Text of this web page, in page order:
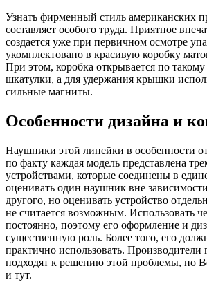
Узнать фирменный стиль американских
составляет особого труда. Приятное
создается уже при первичном осмотре
укомплектовано в красивую коробку
При этом, коробка открывается по
шкатулки, а для удержания крышки
сильные магниты.
Особенности дизайна и
Наушники этой линейки в особенности
по факту каждая модель представлена
устройствами, которые соединены в
оценивать один наушник вне
другого, но оценивать устройство
не считается возможным. Использовать
постоянно, поэтому его оформление и
существенную роль. Более того, его
практично использовать. Производители
подходят к решению этой проблемы, но
и тут.